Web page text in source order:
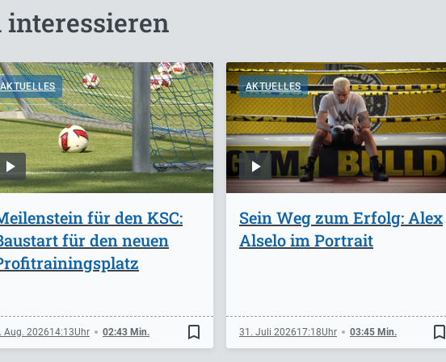
interessieren
AKTUELLES
für den KSC:
für den neuen
Aug. 202614:13 02:43 Min. bookmark_border
AKTUELLES
Sein Weg zum Erfolg: Alex
Alselo im Portrait
31. Juli 202617:18 03:45 Min. bookmark_border